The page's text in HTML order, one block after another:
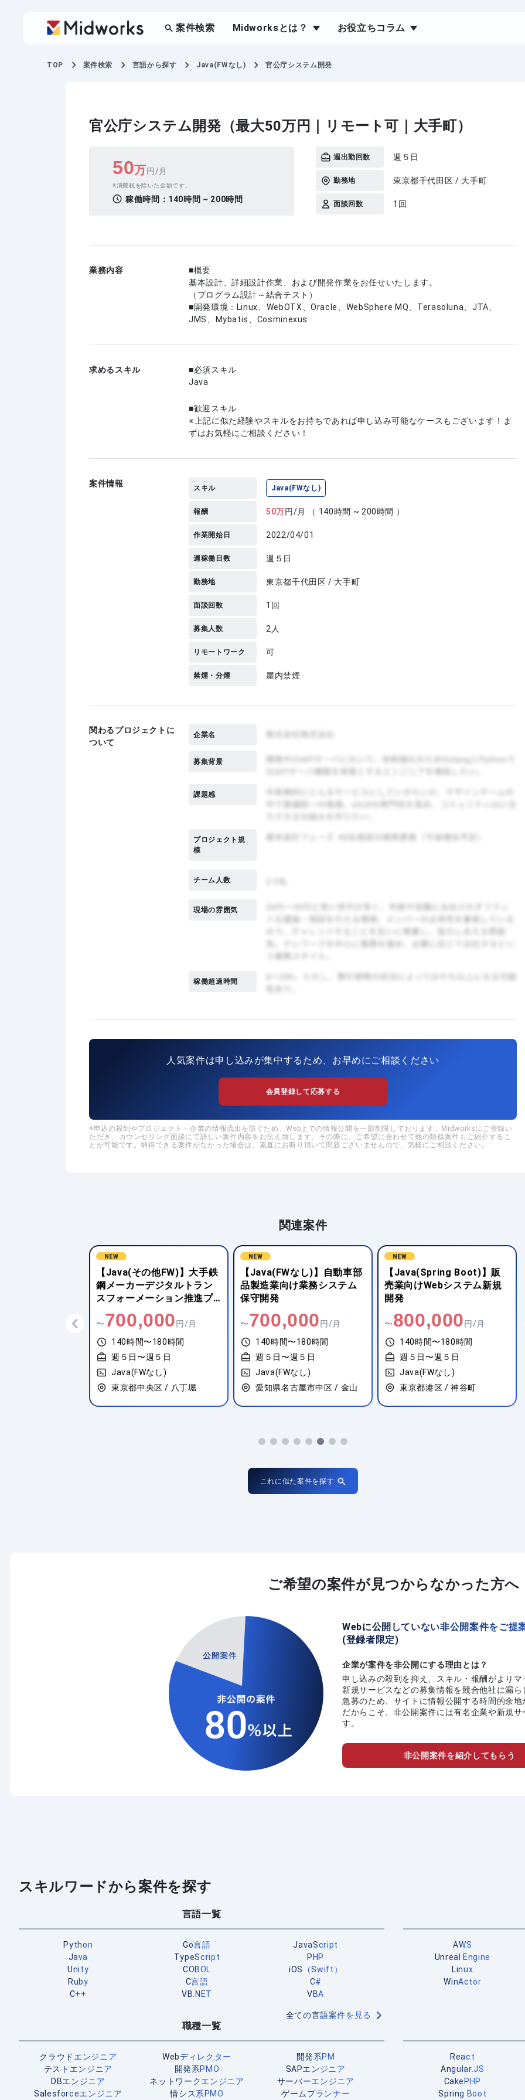
案件検索 Midworksとは？ お役立ちコラム
TOP 案件検索 言語から探す Java(FWなし) 官公庁システム開発
官公庁システム開発（最大50万円｜リモート可｜大手町）
50万円/月
消費税を除いた金額です。
稼働時間： 140時間 ~ 200時間
週出勤回数 週５日
勤務地 東京都千代田区 / 大手町
面談回数 1回
業務内容
■概要
基本設計、詳細設計作業、および開発作業をお任せいたします。
（プログラム設計～結合テスト）
■開発環境：Linux、WebOTX、Oracle、WebSphere MQ、Terasoluna、JTA、
JMS、Mybatis、Cosminexus
求めるスキル
必須スキル
Java
歓迎スキル
上記に似た経験やスキルをお持ちであれば申し込み可能なケースもございます！ま
ずはお気軽にご相談ください！
案件情報 スキル Java(FWなし)
報酬 50万円/月 （ 140時間 ~ 200時間 ）
作業開始日 2022/04/01
週稼働日数 週５日
勤務地 東京都千代田区 / 大手町
面談回数 1回
募集人数 2人
リモートワーク 可
禁煙・分煙 屋内禁煙
関わるプロジェクトに
ついて
企業名
募集背景
課題感
プロジェクト規
模
チーム人数
現場の雰囲気
稼働超過時間
人気案件は申し込みが集中するため、お早めにご相談ください
会員登録して応募する
申込の殺到やプロジェクト・企業の情報流出を防ぐため、Web上での情報公開を一部制限しております。Midworksにご登録い
ただき、カウンセリング面談にて詳しい案件内容をお伝え致します。その際に、ご希望に合わせて他の類似案件もご紹介するこ
とが可能です。納得できる案件がなかった場合は、素直にお断り頂いて問題ございませんので、気軽にご相談ください。
関連案件
NEW
【Java(その他FW)】大手鉄
鋼メーカーデジタルトラン
スフォーメーション推進プ
ロジェクト
〜700,000 円/月
140時間〜180時間
週５日〜週５日
Java(FWなし)
東京都中央区 / 八丁堀
NEW
【Java(FWなし)】自動車部
品製造業向け業務システム
保守開発
〜700,000 円/月
140時間〜180時間
週５日〜週５日
Java(FWなし)
愛知県名古屋市中区 / 金山
NEW
【Java(Spring Boot)】販
売業向けWebシステム新規
開発
〜800,000 円/月
140時間〜180時間
週５日〜週５日
Java(FWなし)
東京都港区 / 神谷町
これに似た案件を探す
ご希望の案件が見つからなかった方へ
Webに公開していない非公開案件をご提
(登録者限定)
企業が案件を非公開にする理由とは？
申し込みの殺到を抑え、スキル・報酬がより
新規サービスなどの募集情報を競合他社に漏ら
急募のため、サイトに情報公開する時間的余地
だからこそ、非公開案件には有名企業や新規サ
す。
非公開案件を紹介してもらう
スキルワードから案件を探す
言語一覧
Python Go言語
JavaScript
Java
TypeScript
PHP
Unity
COBOL
iOS（Swift）
Ruby
C言語
C#
C++
VB.NET VBA
全ての言語案件を見る
AWS
Unreal Engine
Linux
WinActor
職種一覧
クラウドエンジニア Webディレクター
開発系PM
テストエンジニア
開発系PMO
SAPエンジニア
DBエンジニア
ネットワークエンジニア
サーバーエンジニア
Salesforceエンジニア
情シス系PMO ゲームプランナー
React
Angular.JS
CakePHP
Spring Boot